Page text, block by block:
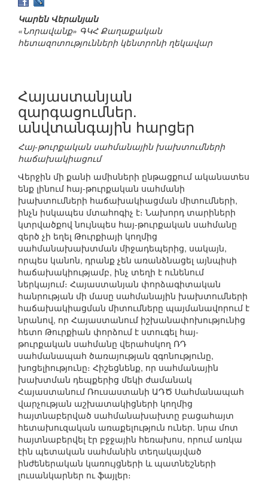
Կարեն Վերանյան
«Նորավանք» ԳԿՀ Քաղաքական
հետազոտությունների կենտրոնի ղեկավար
Հայաստանյան
զարգացումներ.
անվտանգային հարցեր
Հայ-թուրքական սահմանային խախտումների
հաճախակիացում
Վերջին մի քանի ամիսների ընթացքում ականատես
ենք լինում հայ-թուրքական սահմանի
խախտումների հաճախակիացման միտումների,
ինչն իսկապես մտահոգիչ է։ Նախորդ տարիների
կտրվածքով նույնպես հայ-թուրքական սահմանը
զերծ չի եղել Թուրքիայի կողմից
սահմանախախտման միջադեպերից, սակայն,
որպես կանոն, դրանք չեն առանձնացել այնպիսի
հաճախակիությամբ, ինչ տեղի է ունենում
ներկայում։ Հայաստանյան փորձագիտական
հանրության մի մասը սահմանային խախտումների
հաճախակիացման միտումները պայմանավորում է
նրանով, որ Հայաստանում իշխանափոխությունից
հետո Թուրքիան փորձում է ստուգել հայ-
թուրքական սահմանը վերահսկող ՌԴ
սահմանապահ ծառայության զգոնությունը,
խոցելիությունը։ Հիշեցնենք, որ սահմանային
խախտման դեպքերից մեկի ժամանակ
Հայաստանում Ռուսաստանի ԱԴԾ Սահմանապահ
վարչության աշխատակիցների կողմից
հայտնաբերված սահմանախախտը բացահայտ
հետախուզական առաքելություն ուներ. նրա մոտ
հայտնաբերվել էր բջջային հեռախոս, որում առկա
էին պետական սահմանին տեղակայված
ինժեներական կառույցների և պատնեշների
լուսանկարներ ու ֆայլեր։